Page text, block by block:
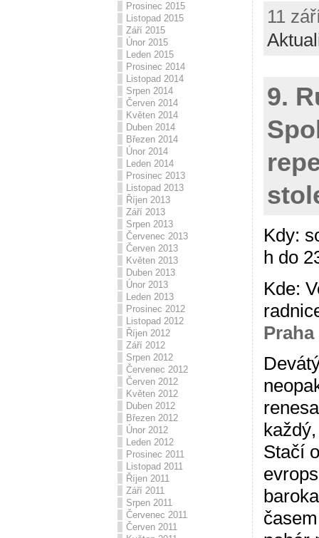
Prosinec 2015
Listopad 2015
Září 2015
Únor 2015
Leden 2015
Prosinec 2014
Listopad 2014
Srpen 2014
Červen 2014
Květen 2014
Duben 2014
Březen 2014
Únor 2014
Leden 2014
Prosinec 2013
Listopad 2013
Říjen 2013
Září 2013
Srpen 2013
Červenec 2013
Červen 2013
Květen 2013
Duben 2013
Únor 2013
Leden 2013
Prosinec 2012
Listopad 2012
Říjen 2012
Září 2012
Srpen 2012
Červenec 2012
Červen 2012
Květen 2012
Duben 2012
Březen 2012
Únor 2012
Leden 2012
Prosinec 2011
Listopad 2011
Říjen 2011
Září 2011
Srpen 2011
Červenec 2011
Červen 2011
11
9.
Kdy:
h do
Kde:
Praha
Stačí